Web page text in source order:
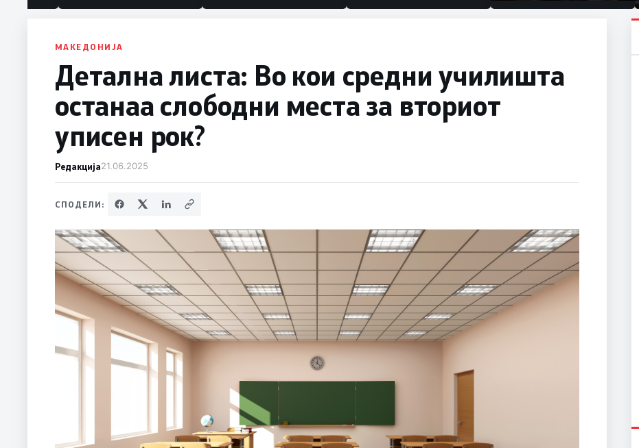
половина тунел во слепа
МАКЕДОНИЈА
Детална листа: Во кои средни училишта
останаа слободни места за вториот
уписен рок?
Редакција21.06.2025
СПОДЕЛИ: